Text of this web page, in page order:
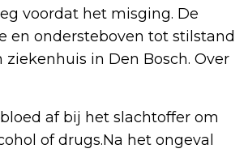
voordat het misging. De
en ondersteboven tot stilstand
in Den Bosch. Over
af bij het slachtoffer om
of drugs.Na het ongeval